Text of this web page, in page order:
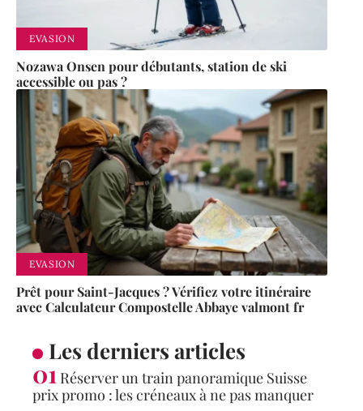
EVASION
Nozawa Onsen pour débutants, station de ski
accessible ou pas ?
EVASION
Prêt pour Saint-Jacques ? Vérifiez votre itinéraire
avec Calculateur Compostelle Abbaye valmont fr
Les derniers articles
Réserver un train panoramique Suisse
prix promo : les créneaux à ne pas manquer